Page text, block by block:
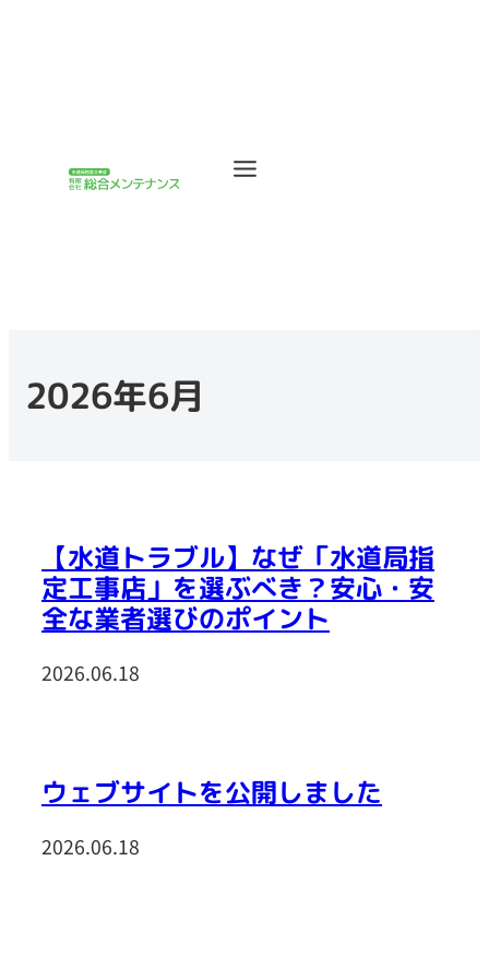
2026年6月
【水道トラブル】なぜ「水道局指
定工事店」を選ぶべき？安心・安
全な業者選びのポイント
2026.06.18
ウェブサイトを公開しました
2026.06.18